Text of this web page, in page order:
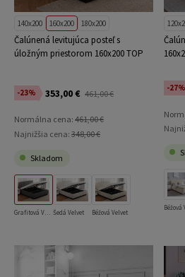
140x200 160x200 180x200
Čalúnená levitujúca posteľ s
úložným priestorom 160x200 TOP
-23% 353,00 € 461,00 €
Normálna cena: 461,00 €
Najnižšia cena: 348,00 €
Skladom
Šedá Velvet Béžová Velvet
-27%
Béžová